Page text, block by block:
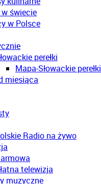
świecie
w Polsce
perełki
Mapa-Słowackie perełki
miesiąca
Radio na żywo
telewizja
muzyczne